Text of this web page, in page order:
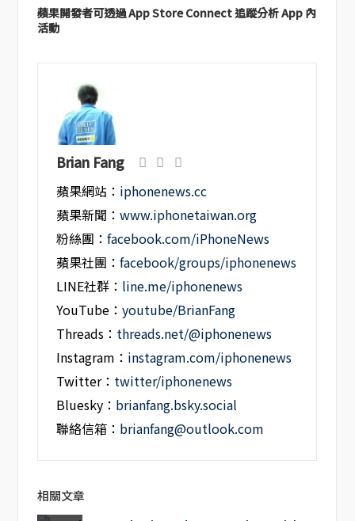
蘋果開發者可透過 App Store Connect 追蹤分析 App 內
活動
Brian Fang
蘋果網站： iphonenews.cc
蘋果新聞：www.iphonetaiwan.org
粉絲團：facebook.com/iPhoneNews
蘋果社團：facebook/groups/iphonenews
LINE社群： line.me/iphonenews
YouTube：youtube/BrianFang
Threads： threads.net/@iphonenews
Instagram： instagram.com/iphonenews
Twitter： twitter/iphonenews
Bluesky： brianfang.bsky.social
聯絡信箱： brianfang@outlook.com
相關文章